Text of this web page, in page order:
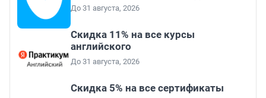
До 31 августа, 2026
Скидка 11% на все курсы
английского
До 31 августа, 2026
Скидка 5% на все сертификаты